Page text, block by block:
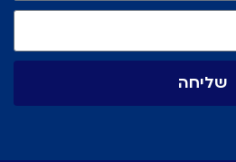
שליחה